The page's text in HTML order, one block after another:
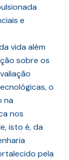
e
vida além
sobre os
o
na
nos
isto é, da
pela